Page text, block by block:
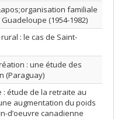
familiale
(1954-1982)
: le cas de Saint-
: une étude des
(Paraguay)
: étude de la retraite au
augmentation du poids
d’oeuvre canadienne